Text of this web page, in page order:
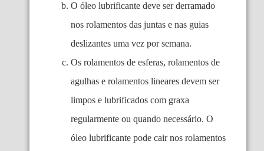
O óleo lubrificante deve ser derramado
nos rolamentos das juntas e nas guias
deslizantes uma vez por semana.
Os rolamentos de esferas, rolamentos de
agulhas e rolamentos lineares devem ser
limpos e lubrificados com graxa
regularmente ou quando necessário. O
óleo lubrificante pode cair nos rolamentos